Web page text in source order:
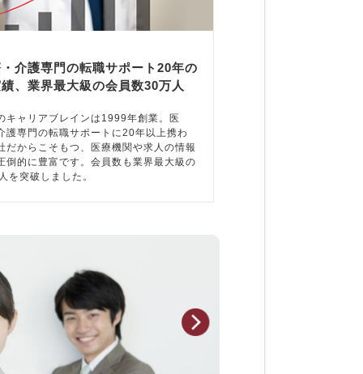
介護専門の転職サポート20年の
、業界最大級の会員数30万人
キャリアブレインは1999年創業。医
護専門の転職サポートに20年以上携わ
だからこそもつ、医療機関や求人の情報
倒的に豊富です。会員数も業界最大級の
を突破しました。